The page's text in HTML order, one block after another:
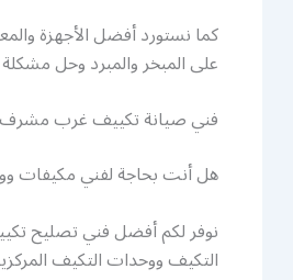
كما نستورد أفضل الأجهزة
على المبخر والمبرد وحل
فني صيانة تكييف غرب مشرف
هل أنت بحاجة لفني مكيفات
نوفر لكم أفضل فني تصليح
التكيف ووحدات التكيف